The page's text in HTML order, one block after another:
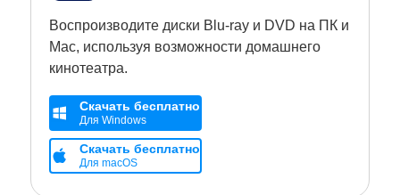
Воспроизводите диски Blu-ray и DVD на ПК и
Mac, используя возможности домашнего
кинотеатра.
Скачать бесплатно
Для Windows
Скачать бесплатно
Для macOS